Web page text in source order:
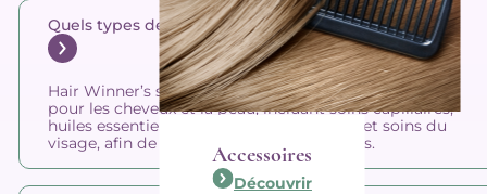
Accessoires
Découvrir
Quels types de produits propose Hair Winner’s ?
Hair Winner’s sélectionne des produits naturels et bio
pour les cheveux et la peau, incluant soins capillaires,
huiles essentielles, colorations naturelles, et soins du
visage, afin de répondre à tous les besoins.